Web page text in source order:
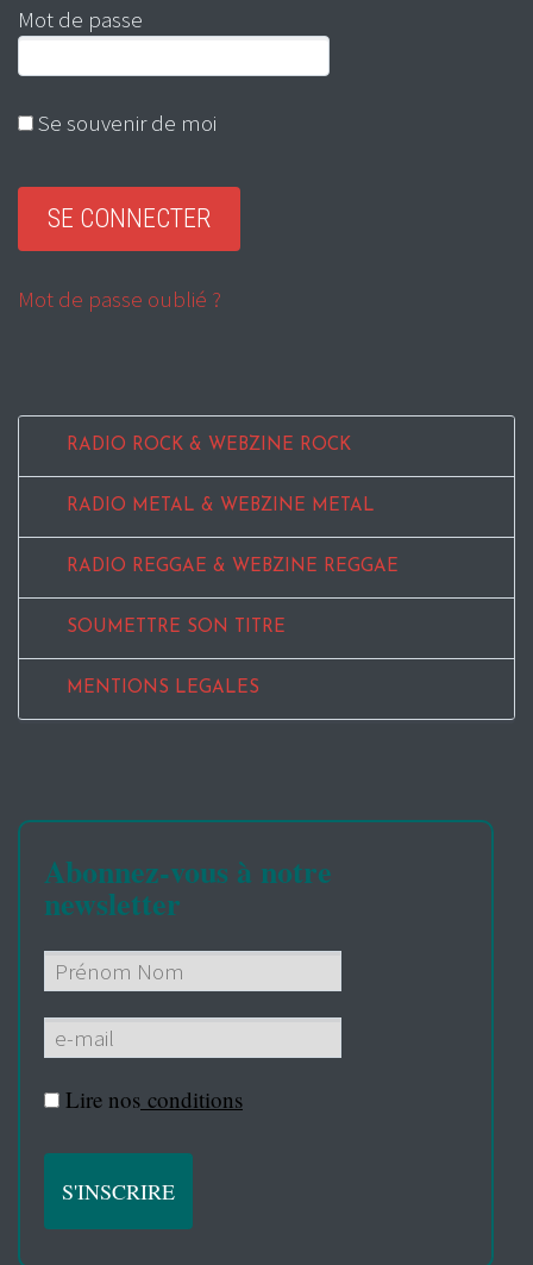
Mot de passe
Se souvenir de moi
Mot de passe oublié ?
RADIO ROCK & WEBZINE ROCK
RADIO METAL & WEBZINE METAL
RADIO REGGAE & WEBZINE REGGAE
SOUMETTRE SON TITRE
MENTIONS LEGALES
Abonnez-vous à notre
newsletter
Lire nos conditions